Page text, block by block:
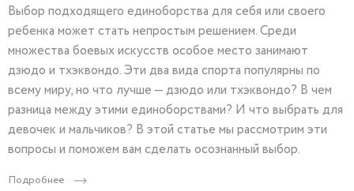
Выбор подходящего единоборства для себя или своего
ребенка может стать непростым решением. Среди
множества боевых искусств особое место занимают
дзюдо и тхэквондо. Эти два вида спорта популярны по
всему миру, но что лучше — дзюдо или тхэквондо? В чем
разница между этими единоборствами? И что выбрать для
девочек и мальчиков? В этой статье мы рассмотрим эти
вопросы и поможем вам сделать осознанный выбор.
Подробнее